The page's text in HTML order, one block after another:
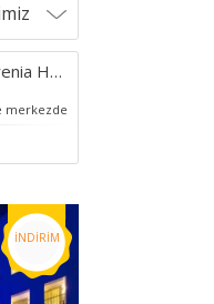
Grand Pasha Kyrenia Hotel &Spa
merkezde
İNDİRİM